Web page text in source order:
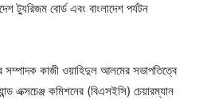
ট্যুরিজম বোর্ড এবং বাংলাদেশ পর্যটন
সম্পাদক কাজী ওয়াহিদুল আলমের সভাপতিত্বে
এক্সচেঞ্জ কমিশনের (বিএসইসি) চেয়ারম্যান